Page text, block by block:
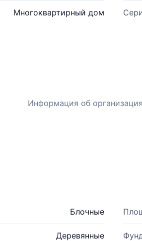
Многоквартирный дом
Информация об
Блочные
Деревянные